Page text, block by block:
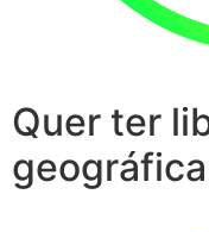
Quer ter
geográfica